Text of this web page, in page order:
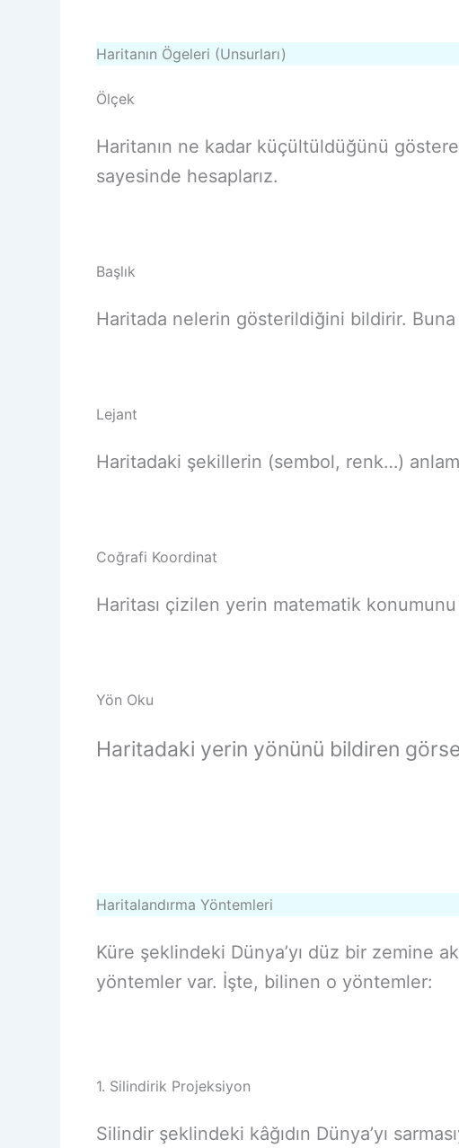
Haritanın Ögeleri (Unsurları)
Ölçek
Haritanın ne kadar küçültüldüğünü
sayesinde hesaplarız.
Başlık
Haritada nelerin gösterildiğini bildirir.
Lejant
Haritadaki şekillerin (sembol, renk…)
Coğrafi Koordinat
Haritası çizilen yerin matematik
Yön Oku
Haritadaki yerin yönünü bildiren
Haritalandırma Yöntemleri
Küre şeklindeki Dünya’yı düz bir zemine
yöntemler var. İşte, bilinen o yöntemler:
1. Silindirik Projeksiyon
Silindir şeklindeki kâğıdın Dünya’yı